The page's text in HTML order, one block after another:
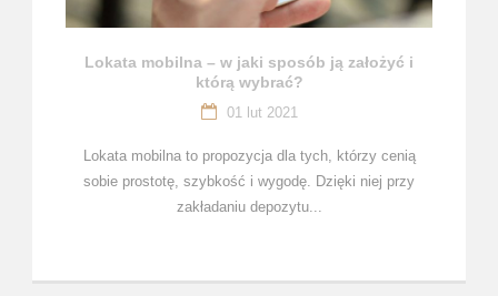
Lokata mobilna – w jaki sposób ją założyć i
którą wybrać?
01 lut 2021
Lokata mobilna to propozycja dla tych, którzy cenią
sobie prostotę, szybkość i wygodę. Dzięki niej przy
zakładaniu depozytu...